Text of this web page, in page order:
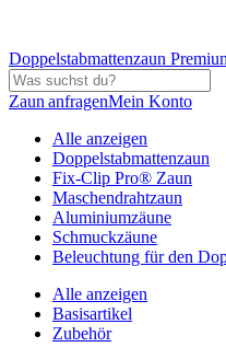
Doppelstabmattenzaun
Zaun anfragenMein Konto
Alle anzeigen
Doppelstabmattenzaun
Fix-Clip Pro® Zaun
Maschendrahtzaun
Aluminiumzäune
Schmuckzäune
Beleuchtung für den
Alle anzeigen
Basisartikel
Zubehör